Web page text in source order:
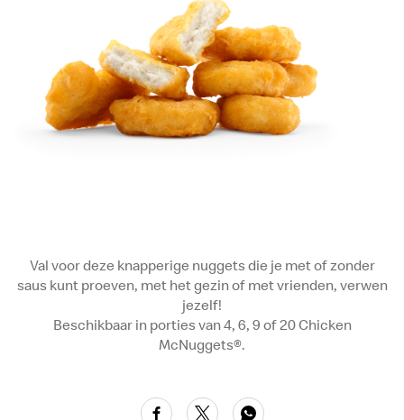
Val voor deze knapperige nuggets die je met of zonder
saus kunt proeven, met het gezin of met vrienden, verwen
jezelf!
Beschikbaar in porties van 4, 6, 9 of 20 Chicken
McNuggets®.